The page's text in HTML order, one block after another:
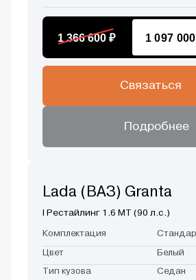
1 366 600 ₽ 1 097
Связаться
Подробнее
Lada (ВАЗ) Granta
I Рестайлинг 1.6 MT (90 л.с.)
Комплектация
Цвет Белый
Тип кузова Седан